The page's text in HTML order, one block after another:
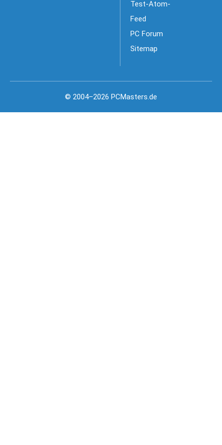
Test-Atom-
Feed
PC Forum
Sitemap
© 2004–2026 PCMasters.de